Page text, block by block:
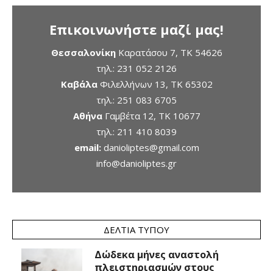
Επικοινωνήστε μαζί μας!
ΘεσσαλονίκηΚαρατάσου 7, TK 54626
τηλ.: 231 052 2126
ΚαβάλαΦιλελλήνων 13, ΤΚ 65302
τηλ.: 251 083 6705
ΑθήναΓαμβέτα 12, ΤΚ 10677
τηλ.: 211 410 8039
email: danioliptes@gmail.com
info@danioliptes.gr
ΔΕΛΤΊΑ ΤΎΠΟΥ
Δώδεκα μήνες αναστολή
πλειστηριασμών στους